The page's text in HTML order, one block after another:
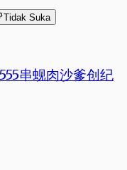
Tidak Suka
串蚬肉沙爹创纪